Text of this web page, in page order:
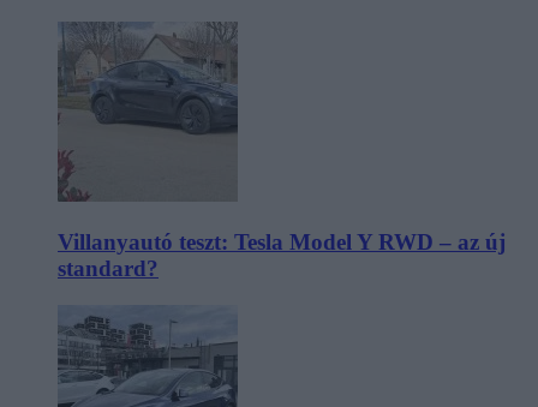
Villanyautó teszt: Tesla Model Y RWD – az új
standard?